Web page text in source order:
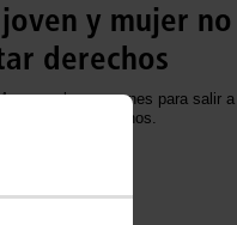
y mujer
derechos
nos sobran razones para salir
nuestros derechos.